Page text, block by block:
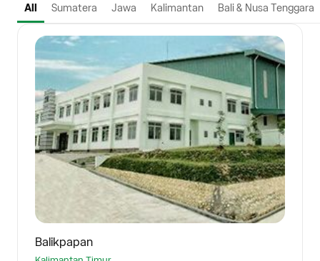
All Sumatera Jawa Kalimantan Bali & Nusa Tenggara
Balikpapan